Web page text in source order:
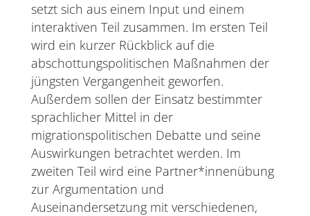
setzt sich aus einem Input und einem
interaktiven Teil zusammen. Im ersten Teil
wird ein kurzer Rückblick auf die
abschottungspolitischen Maßnahmen der
jüngsten Vergangenheit geworfen.
Außerdem sollen der Einsatz bestimmter
sprachlicher Mittel in der
migrationspolitischen Debatte und seine
Auswirkungen betrachtet werden. Im
zweiten Teil wird eine Partner*innenübung
zur Argumentation und
Auseinandersetzung mit verschiedenen,